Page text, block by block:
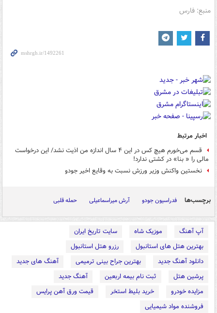
منبع: فارس
اخبار مرتبط
قسم می‌خورم هیچ کس در این ۴ سال اندازه من اذیت نشد/ این درخواست
مالی را « بنا» در کشتی ندارد!
نخستین واکنش وزیر ورزش نسبت به وقایع اخیر جودو
برچسب‌ها فدراسیون جودو آرش میراسماعیلی حمله قلبی
آپ آهنگ موزیک شاه
سایت تاریخ ایران
بهترین هتل های استانبول
رزرو هتل استانبول
دانلود آهنگ جدید
بهترین جراح بینی ترمیمی
آهنگ های جدید
پرشین هتل
ثبت نام بیمه اربعین
آهنگ جدید
مزایده خودرو
خرید بلیط استخر
قیمت ورق آهن پرایس
فروشنده مواد شیمیایی